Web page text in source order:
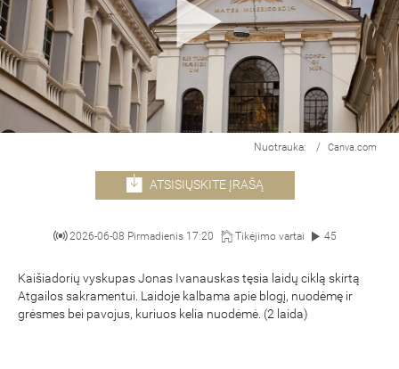
Nuotrauka: / Canva.com
ATSISIŲSKITE ĮRAŠĄ
2026-06-08 Pirmadienis 17:20 Tikėjimo vartai 45
Kaišiadorių vyskupas Jonas Ivanauskas tęsia laidų ciklą skirtą
Atgailos sakramentui. Laidoje kalbama apie blogį, nuodėmę ir
grėsmes bei pavojus, kuriuos kelia nuodėmė. (2 laida)